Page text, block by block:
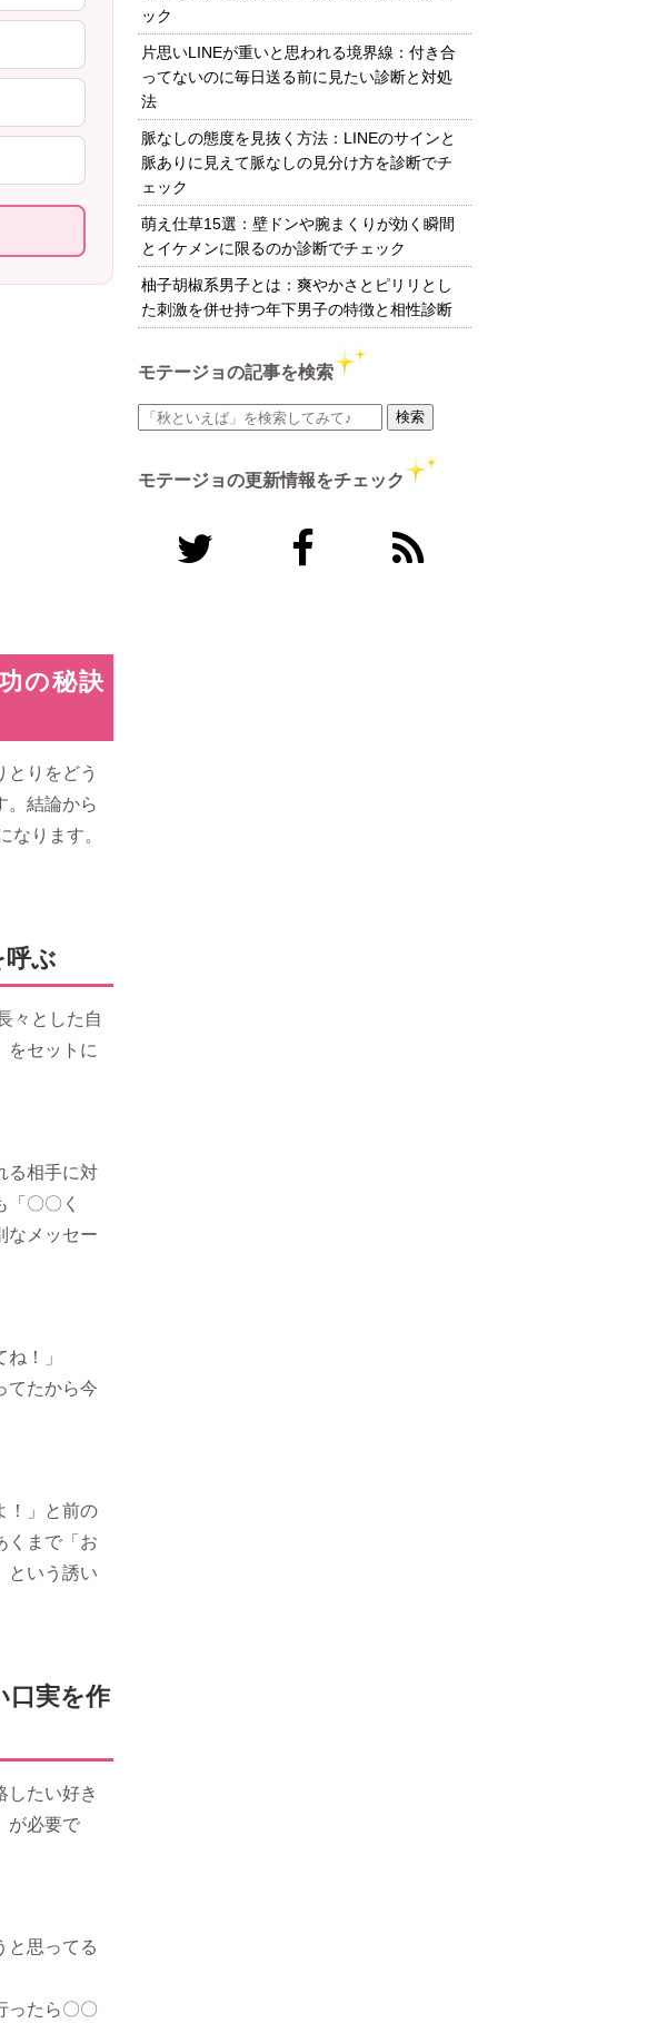
の秘訣
とりをどう
。結論から
なります。
呼ぶ
々とした自
をセットに
る相手に対
〇〇く
なメッセー
！」
てたから今
！」と前の
くまで「お
という誘い
口実を作
したい好き
が必要で
と思ってる
ったら〇〇
ック
片思いLINEが重いと思われる境界線：付き合
ってないのに毎日送る前に見たい診断と対処
法
脈なしの態度を見抜く方法：LINEのサインと
脈ありに見えて脈なしの見分け方を診断でチ
ェック
萌え仕草15選：壁ドンや腕まくりが効く瞬間
とイケメンに限るのか診断でチェック
柚子胡椒系男子とは：爽やかさとピリリとし
た刺激を併せ持つ年下男子の特徴と相性診断
モテージョの記事を検索
モテージョの更新情報をチェック